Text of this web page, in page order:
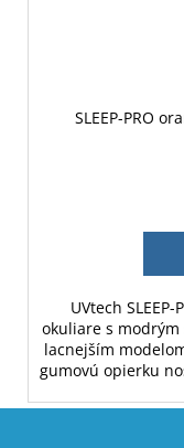
SLEEP-PRO
UVtech
okuliare s modrým
lacnejším
gumovú opierku